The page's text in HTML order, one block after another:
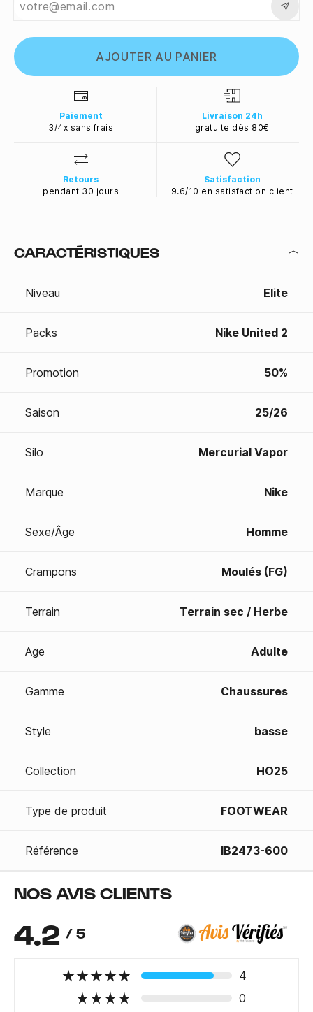
AJOUTER AU PANIER
Paiement
3/4x sans frais
Livraison 24h
gratuite dès 80€
Retours
pendant 30 jours
Satisfaction
9.6/10 en satisfaction client
CARACTÉRISTIQUES
Niveau Elite
Packs Nike United 2
Promotion 50%
Saison 25/26
Silo Mercurial Vapor
Marque Nike
Sexe/Âge Homme
Crampons Moulés (FG)
Terrain Terrain sec / Herbe
Age Adulte
Gamme Chaussures
Style basse
Collection HO25
Type de produit FOOTWEAR
Référence IB2473-600
NOS AVIS CLIENTS
4.2 / 5
4
0